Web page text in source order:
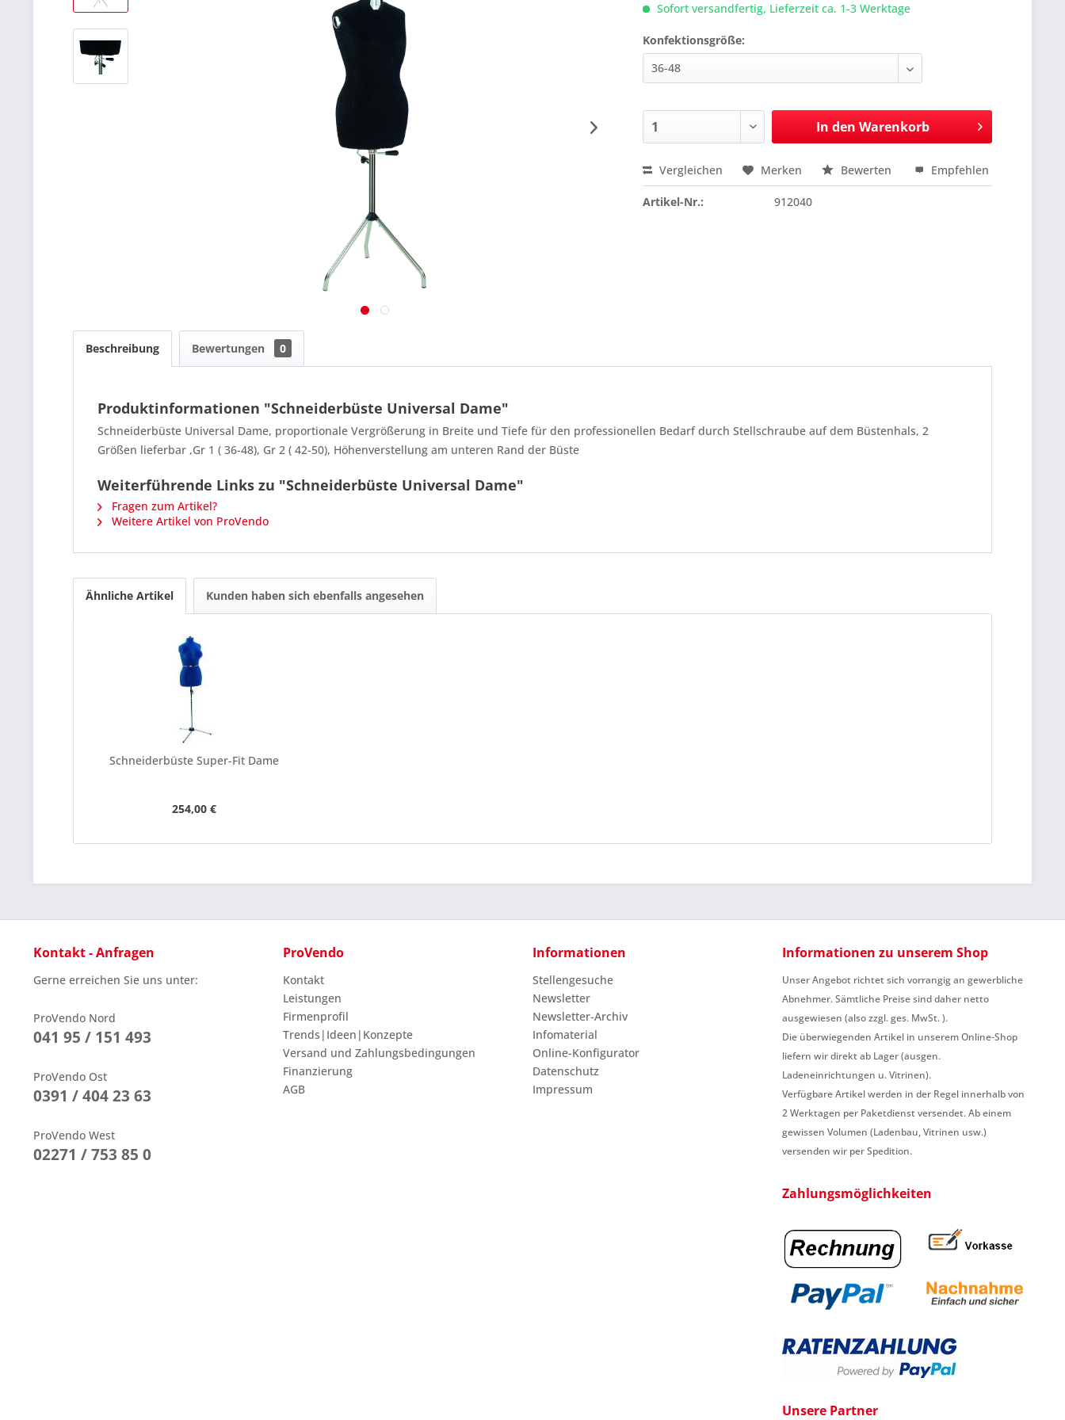
Sofort versandfertig, Lieferzeit ca. 1-3 Werktage
Konfektionsgröße:
In den Warenkorb
Preis anfragen
Vergleichen Merken Bewerten Empfehlen
Artikel-Nr.: 912040
Beschreibung Bewertungen 0
Produktinformationen "Schneiderbüste Universal Dame"
Schneiderbüste Universal Dame, proportionale Vergrößerung in Breite und Tiefe für den professionellen Bedarf durch Stellschraube auf dem Büstenhals, 2
Größen lieferbar ,Gr 1 ( 36-48), Gr 2 ( 42-50), Höhenverstellung am unteren Rand der Büste
Weiterführende Links zu "Schneiderbüste Universal Dame"
Fragen zum Artikel?
Weitere Artikel von ProVendo
Ähnliche Artikel Kunden haben sich ebenfalls angesehen
Schneiderbüste Super-Fit Dame
254,00 €
Kontakt - Anfragen
Gerne erreichen Sie uns unter:
ProVendo Nord
041 95 / 151 493
ProVendo Ost
0391 / 404 23 63
ProVendo West
02271 / 753 85 0
ProVendo
Kontakt
Leistungen
Firmenprofil
Trends|Ideen|Konzepte
Versand und Zahlungsbedingungen
Finanzierung
AGB
Informationen
Stellengesuche
Newsletter
Newsletter-Archiv
Infomaterial
Online-Konfigurator
Datenschutz
Impressum
Informationen zu unserem Shop
Unser Angebot richtet sich vorrangig an gewerbliche
Abnehmer. Sämtliche Preise sind daher netto
ausgewiesen (also zzgl. ges. MwSt. ).
Die überwiegenden Artikel in unserem Online-Shop
liefern wir direkt ab Lager (ausgen.
Ladeneinrichtungen u. Vitrinen).
Verfügbare Artikel werden in der Regel innerhalb von
2 Werktagen per Paketdienst versendet. Ab einem
gewissen Volumen (Ladenbau, Vitrinen usw.)
versenden wir per Spedition.
Zahlungsmöglichkeiten
Unsere Partner